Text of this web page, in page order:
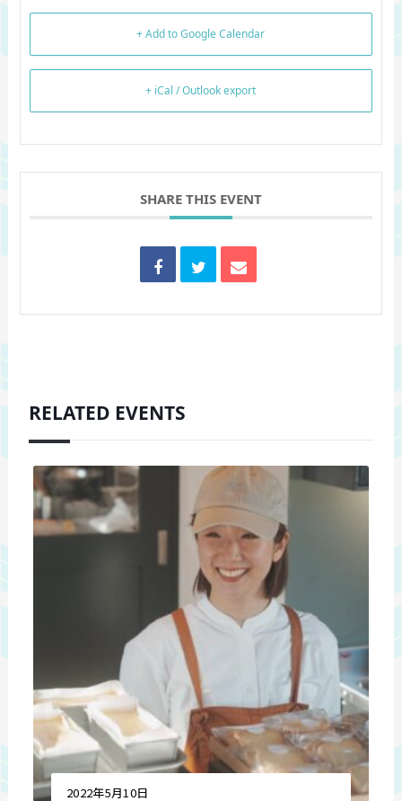
+ Add to Google Calendar
+ iCal / Outlook export
SHARE THIS EVENT
RELATED EVENTS
2022年5月10日